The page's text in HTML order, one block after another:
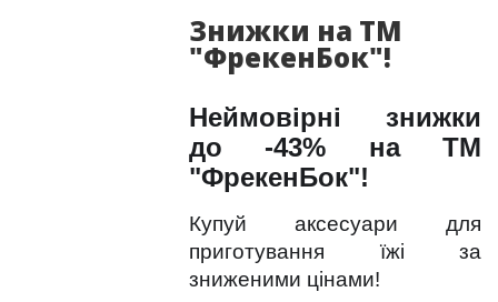
Знижки на ТМ
"ФрекенБок"!
Неймовірні знижки
до -43% на ТМ
"ФрекенБок"!
Купуй аксесуари для
приготування їжі за
зниженими цінами!